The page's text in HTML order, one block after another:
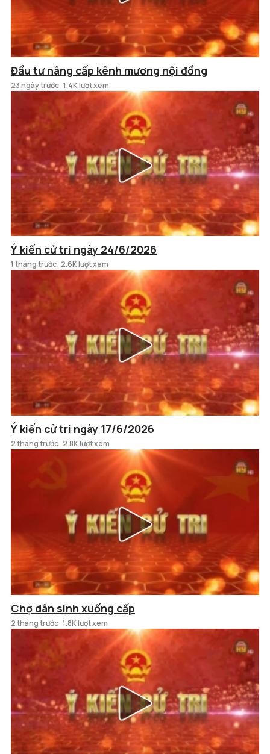
Đầu tư nâng cấp kênh mương nội đồng
23 ngày trước 1.4K lượt xem
Ý kiến cử tri ngày 24/6/2026
1 tháng trước 2.6K lượt xem
Ý kiến cử tri ngày 17/6/2026
2 tháng trước 2.8K lượt xem
Chợ dân sinh xuống cấp
2 tháng trước 1.8K lượt xem